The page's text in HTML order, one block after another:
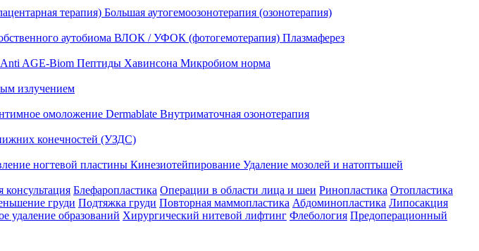
терапия) Большая аутогемоозонотерапия (озонотерапия)
аутобиома ВЛОК / УФОК (фотогемотерапия) Плазмаферез
Anti AGE-Biom Пептиды Хавинсона Микробиом норма
излучением
омоложение Dermablate Внутриматочная озонотерапия
конечностей (УЗДС)
ногтевой пластины Кинезиотейпирование Удаление мозолей и натоптышей
консультация Блефаропластика Операции в области лица и шеи Ринопластика Отопластика
груди Подтяжка груди Повторная маммопластика Абдоминопластика Липосакция
удаление образований Хирургический нитевой лифтинг Флебология Предоперационный